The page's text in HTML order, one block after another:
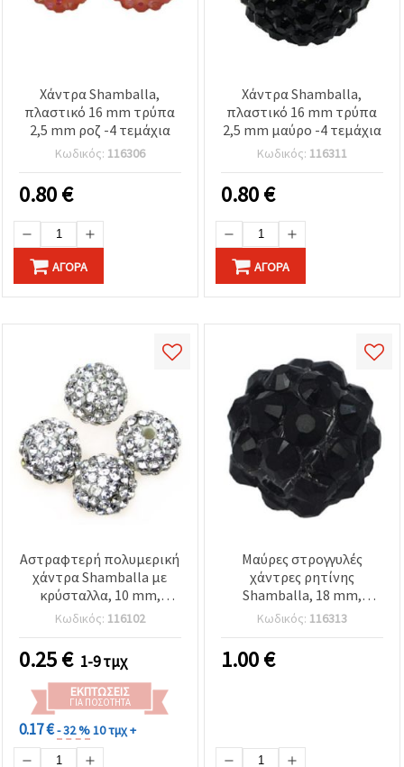
Χάντρα Shamballa,
πλαστικό 16 mm τρύπα
2,5 mm ροζ -4 τεμάχια
Κωδικός: 116306
0.80€
ΑΓΟΡΆ
Χάντρα Shamballa,
πλαστικό 16 mm τρύπα
2,5 mm μαύρο -4 τεμάχια
Κωδικός: 116311
0.80€
ΑΓΟΡΆ
Αστραφτερή πολυμερική
χάντρα Shamballa με
κρύσταλλα, 10 mm,
λευκή, τρύπα 1,5 mm
Κωδικός: 116102
0.25€ 1-9 τμχ
ΕΚΠΤΏΣΕΙΣ
ΓΙΑ ΠΟΣΌΤΗΤΑ
0.17 €- 32 %10 τμχ +
Μαύρες στρογγυλές
χάντρες ρητίνης
Shamballa, 18 mm,
τρύπα 2 mm - ιδανικές
για κοσμήματα,
αξεσουάρ & DIY
χειροτεχνίες - σετ 4 τεμ.
Κωδικός: 116313
1.00€